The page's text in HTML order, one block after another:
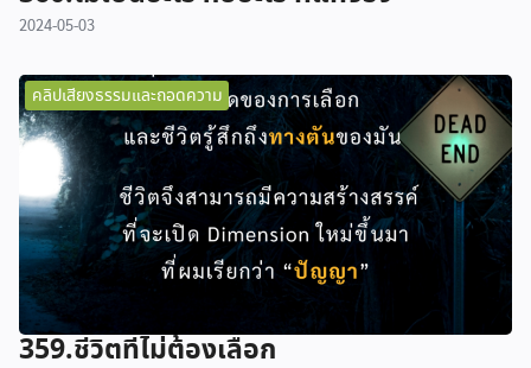
2024-05-03
คลิปเสียงธรรมและถอดความ
359.ชีวิตที่ไม่ต้องเลือก